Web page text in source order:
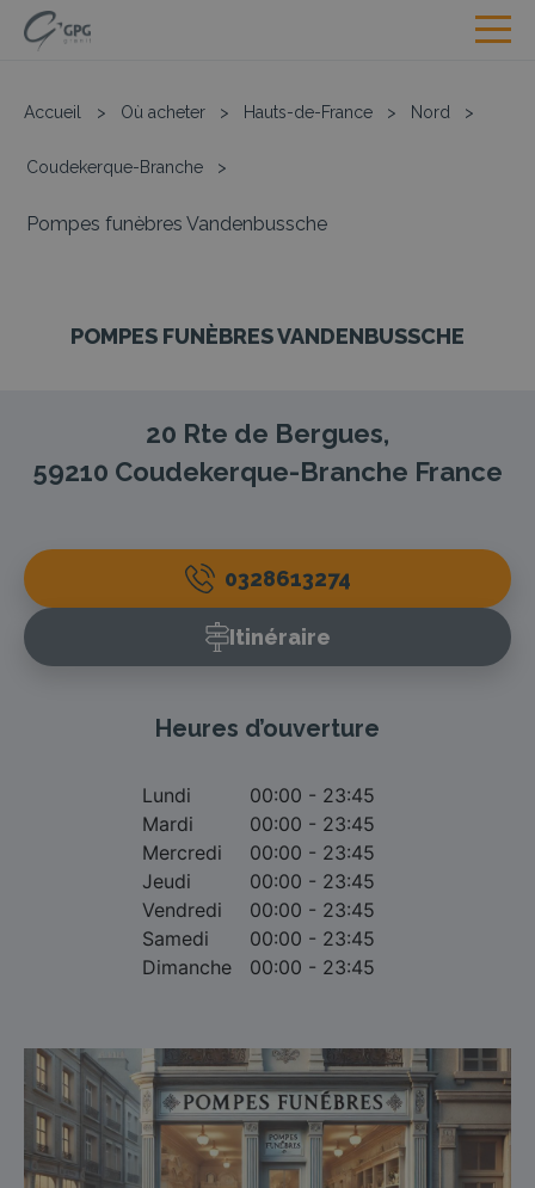
Accueil > Où acheter > Hauts-de-France > Nord >
Coudekerque-Branche >
Pompes funèbres Vandenbussche
POMPES FUNÈBRES VANDENBUSSCHE
20 Rte de Bergues,
59210 Coudekerque-Branche France
0328613274
Itinéraire
Heures d’ouverture
Lundi
00:00 - 23:45
Mardi
00:00 - 23:45
Mercredi
00:00 - 23:45
Jeudi
00:00 - 23:45
Vendredi
00:00 - 23:45
Samedi
00:00 - 23:45
Dimanche
00:00 - 23:45